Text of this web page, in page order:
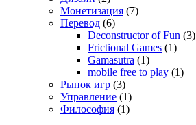
Монетизация (7)
Перевод (6)
Deconstructor of Fun (3)
Frictional Games (1)
Gamasutra (1)
mobile free to play (1)
Рынок игр (3)
Управление (1)
Философия (1)